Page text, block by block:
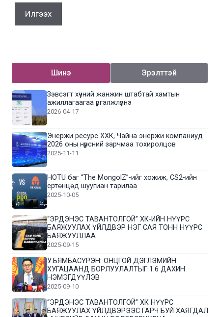
Шинэ Эрэлттэй
Зэвсэгт хүчний жанжин штабтай хамтын
ажиллагаагаа үргэлжлүүлнэ
2026-04-17
Энержи ресурс ХХК, Чайна энержи компаниуд
2026 оны нүүрсний зарчмаа тохиролцов
2025-11-11
HOTU баг “The MongolZ”-ийг хожиж, CS2-ийн
ертөнцөд шуугиан тарилаа
2025-10-05
“ЭРДЭНЭС ТАВАНТОЛГОЙ” ХК-ИЙН НҮҮРС
БАЯЖУУЛАХ ҮЙЛДВЭР НЭГ САЯ ТОНН НҮҮРС
БАЯЖУУЛЛАА
2025-09-15
У.БЯМБАСҮРЭН: ОНЦГОЙ ДЭГЛЭМИЙН
ХУГАЦААНД БОРЛУУЛАЛТЫГ 1.6 ДАХИН
НЭМЭГДҮҮЛЭВ
2025-09-10
“ЭРДЭНЭС ТАВАНТОЛГОЙ” ХК НҮҮРС
БАЯЖУУЛАХ ҮЙЛДВЭРЭЭС ГАРЧ БУЙ ХАЯГДАЛ